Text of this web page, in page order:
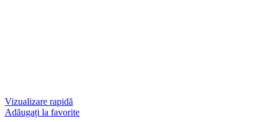
Vizualizare rapidă
Adăugați la favorite